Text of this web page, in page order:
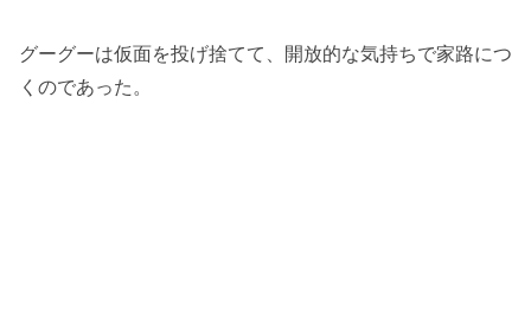
グーグーは仮面を投げ捨てて、開放的な気持ちで家路につ
くのであった。